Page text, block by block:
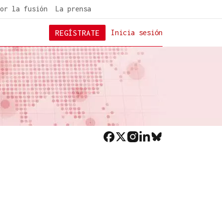
la fusión La prensa
Inicia sesión
REGÍSTRATE